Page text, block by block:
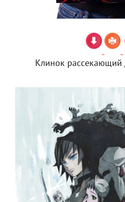
Клинок рассекающий